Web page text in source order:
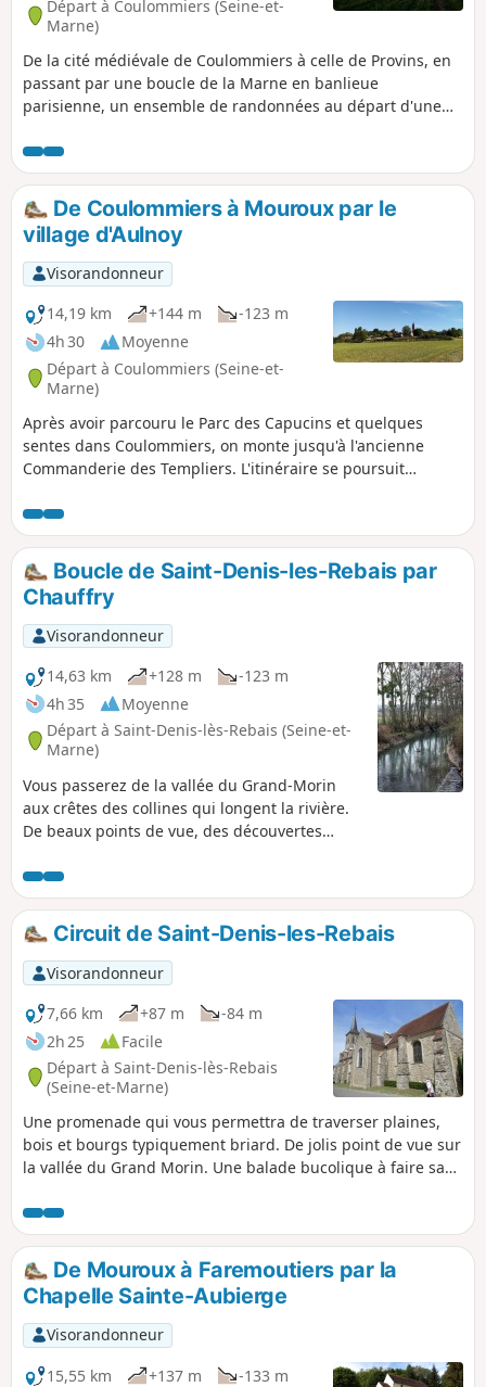
Départ à Coulommiers (Seine-et-
Marne)
De la cité médiévale de Coulommiers à celle de Provins, en
passant par une boucle de la Marne en banlieue
parisienne, un ensemble de randonnées au départ d'une
patrimoine.
De Coulommiers à Mouroux par le
village d'Aulnoy
Visorandonneur
14,19 km
+144 m
-123 m
4h 30
Moyenne
Départ à Coulommiers (Seine-et-
Marne)
Après avoir parcouru le Parc des Capucins et quelques
sentes dans Coulommiers, on monte jusqu'à l'ancienne
Commanderie des Templiers. L'itinéraire se poursuit
beaux corps de ferme en chemin et la belle église d'Aulnoy.
Après être redescendu, on suit la vallée du Grand Morin
avant une petite remontée finale.
Boucle de Saint-Denis-les-Rebais par
Chauffry
Visorandonneur
14,63 km
+128 m
-123 m
4h 35
Moyenne
Départ à Saint-Denis-lès-Rebais (Seine-et-
Marne)
Vous passerez de la vallée du Grand-Morin
aux crêtes des collines qui longent la rivière.
De beaux points de vue, des découvertes
toutes ses formes.
Circuit de Saint-Denis-les-Rebais
Visorandonneur
7,66 km
+87 m
-84 m
2h 25
Facile
Départ à Saint-Denis-lès-Rebais
(Seine-et-Marne)
Une promenade qui vous permettra de traverser plaines,
bois et bourgs typiquement briard. De jolis point de vue sur
la vallée du Grand Morin. Une balade bucolique à faire sans
De Mouroux à Faremoutiers par la
Chapelle Sainte-Aubierge
Visorandonneur
15,55 km
+137 m
-133 m